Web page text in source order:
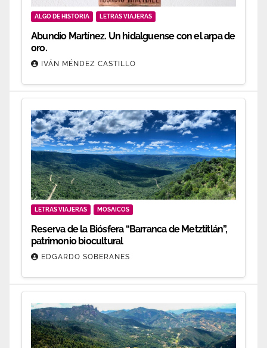
ALGO DE HISTORIA LETRAS VIAJERAS
Abundio Martínez. Un hidalguense con el arpa de
oro.
IVÁN MÉNDEZ CASTILLO
LETRAS VIAJERAS MOSAICOS
Reserva de la Biósfera “Barranca de Metztitlán”,
patrimonio biocultural
EDGARDO SOBERANES